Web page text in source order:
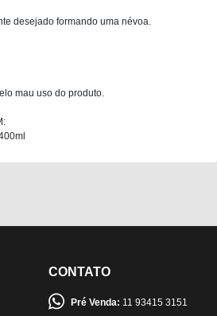
desejado formando uma névoa.
mau uso do produto.
CONTATO
Pré Venda: 11 93415 3151